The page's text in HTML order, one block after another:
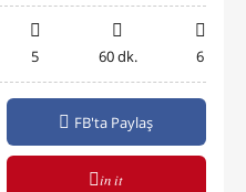
5 60 dk. 6
FB'ta Paylaş
in it